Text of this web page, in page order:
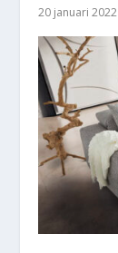
20 januari 2022